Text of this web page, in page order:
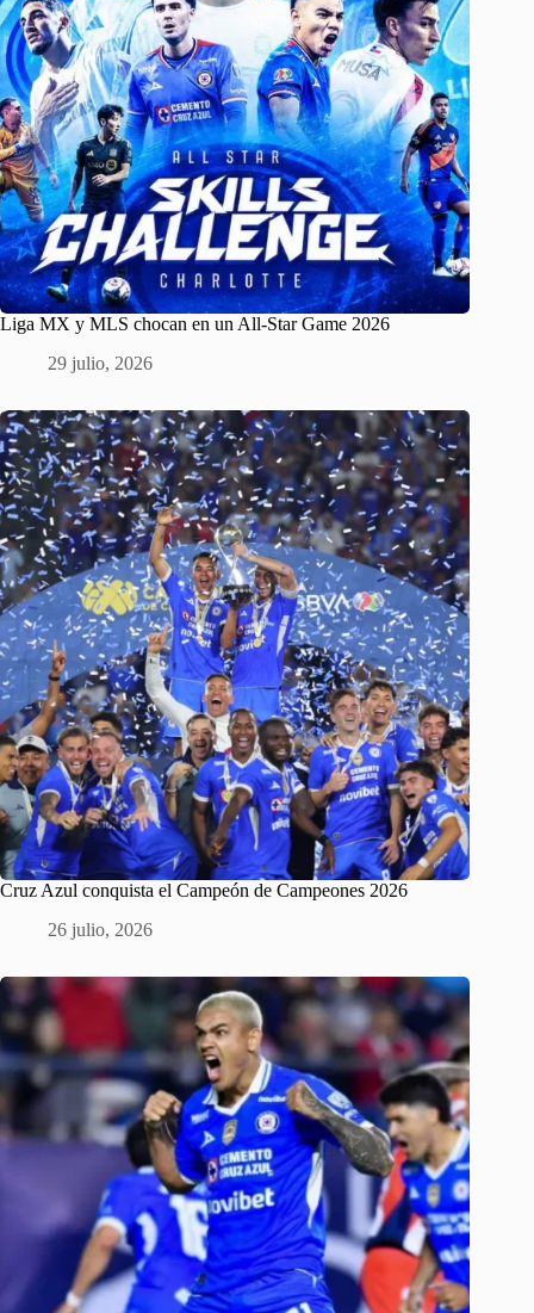
Liga MX y MLS chocan en un All-Star Game 2026
29 julio, 2026
Cruz Azul conquista el Campeón de Campeones 2026
26 julio, 2026